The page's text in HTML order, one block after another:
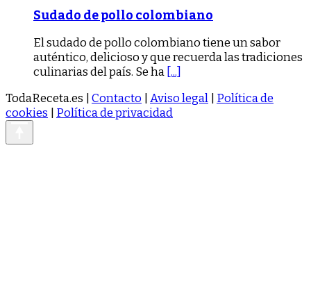
Sudado de pollo colombiano
El sudado de pollo colombiano tiene un sabor
auténtico, delicioso y que recuerda las tradiciones
culinarias del país. Se ha [...]
TodaReceta.es |Contacto |Aviso legal | Política de
cookies | Política de privacidad